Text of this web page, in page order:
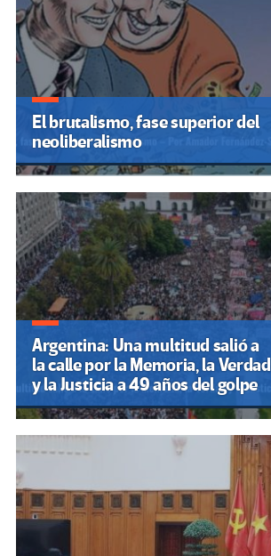
El brutalismo, fase superior del
neoliberalismo
Argentina: Una multitud salió a
la calle por la Memoria, la Verdad
y la Justicia a 49 años del golpe